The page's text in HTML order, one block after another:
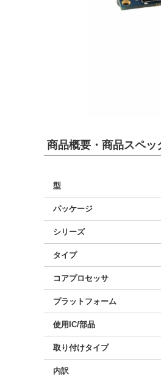
商品概要・商品スペッ
型
パッケージ
シリーズ
タイプ
コアプロセッサ
プラットフォーム
使用IC/部品
取り付けタイプ
内訳